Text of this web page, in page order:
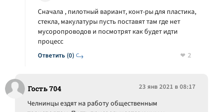
Ответить (0)
Сначала , пилотный вариант, конт-ры для пластика,
стекла, макулатуры пусть поставят там где нет
мусоропроводов и посмотрят как будет идти
процесс
2
Гость 704 23 янв 2021 в 08:17
Челнинцы ездят на работу общественным